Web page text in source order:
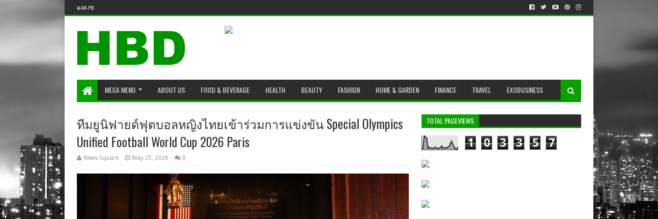
🌐 AM-PM
MEGA MENU ABOUT US FOOD & BEVERAGE HEALTH BEAUTY FASHION HOME & GARDEN FINANCE TRAVEL EXOBUSINESS
ทีมยูนิฟายด์ฟุตบอลหญิงไทยเข้าร่วมการแข่งขัน Special Olympics
Unified Football World Cup 2026 Paris
News Square May 25, 2026 0
TOTAL PAGEVIEWS
1 0 3 3 5 7